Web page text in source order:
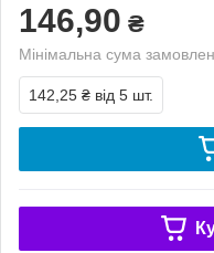
146,90 ₴
Мінімальна сума
142,25 ₴ від 5 шт.